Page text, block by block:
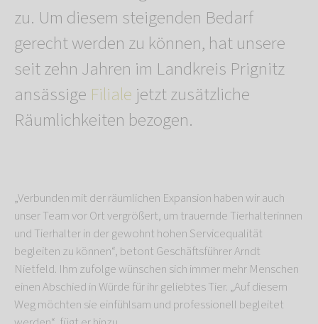
zu. Um diesem steigenden Bedarf
gerecht werden zu können, hat unsere
seit zehn Jahren im Landkreis Prignitz
ansässige Filiale jetzt zusätzliche
Räumlichkeiten bezogen.
„Verbunden mit der räumlichen Expansion haben wir auch
unser Team vor Ort vergrößert, um trauernde Tierhalterinnen
und Tierhalter in der gewohnt hohen Servicequalität
begleiten zu können“, betont Geschäftsführer Arndt
Nietfeld. Ihm zufolge wünschen sich immer mehr Menschen
einen Abschied in Würde für ihr geliebtes Tier. „Auf diesem
Weg möchten sie einfühlsam und professionell begleitet